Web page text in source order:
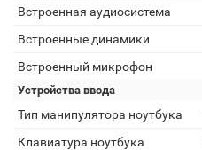
Встроенная аудиосистема
Встроенные динамики
Встроенный микрофон
Устройства ввода
Тип манипулятора ноутбука
Клавиатура ноутбука